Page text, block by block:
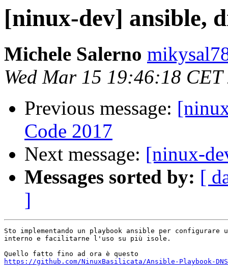
[ninux-dev] ansible,
Michele Salerno
Wed Mar 15 19:46:18 CET
Previous message:
Code 2017
Next message: [ninux-
Messages sorted by: [
]
Sto implementando un playbook ansible per configurare
interno e facilitarne l'uso su più isole.
https://github.com/NinuxBasilicata/Ansible-Playbook-DNS